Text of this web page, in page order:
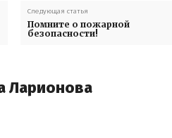
Следующая статья
Помните о пожарной
безопасности!
Ларионова